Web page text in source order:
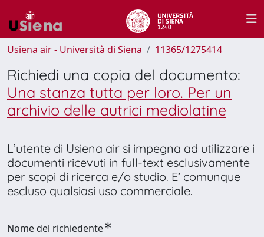
Usiena air - Università di Siena 11365/1275414
Richiedi una copia del documento:
Una stanza tutta per loro. Per un
archivio delle autrici mediolatine
L’utente di Usiena air si impegna ad utilizzare i
documenti ricevuti in full-text esclusivamente
per scopi di ricerca e/o studio. E’ comunque
escluso qualsiasi uso commerciale.
Nome del richiedente